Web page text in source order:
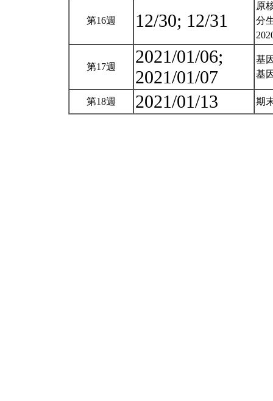
第16週 12/30; 12/31
原
分
第17週
2021/01/06;
2021/01/07
基
基
第18週 2021/01/13 期